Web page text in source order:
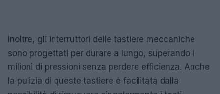
Inoltre, gli interruttori delle tastiere meccaniche
sono progettati per durare a lungo, superando i
milioni di pressioni senza perdere efficienza. Anche
la pulizia di queste tastiere è facilitata dalla